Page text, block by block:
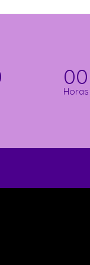
00
Horas